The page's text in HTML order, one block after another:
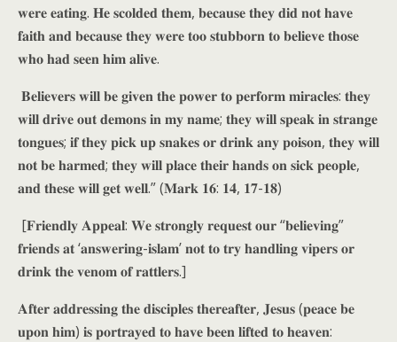
𝐰𝐞𝐫𝐞 𝐞𝐚𝐭𝐢𝐧𝐠. 𝐇𝐞 𝐬𝐜𝐨𝐥𝐝𝐞𝐝 𝐭𝐡𝐞𝐦, 𝐛𝐞𝐜𝐚𝐮𝐬𝐞 𝐭𝐡𝐞𝐲 𝐝𝐢𝐝 𝐧𝐨𝐭 𝐡𝐚𝐯𝐞
𝐟𝐚𝐢𝐭𝐡 𝐚𝐧𝐝 𝐛𝐞𝐜𝐚𝐮𝐬𝐞 𝐭𝐡𝐞𝐲 𝐰𝐞𝐫𝐞 𝐭𝐨𝐨 𝐬𝐭𝐮𝐛𝐛𝐨𝐫𝐧 𝐭𝐨 𝐛𝐞𝐥𝐢𝐞𝐯𝐞 𝐭𝐡𝐨𝐬𝐞
𝐰𝐡𝐨 𝐡𝐚𝐝 𝐬𝐞𝐞𝐧 𝐡𝐢𝐦 𝐚𝐥𝐢𝐯𝐞.
𝐁𝐞𝐥𝐢𝐞𝐯𝐞𝐫𝐬 𝐰𝐢𝐥𝐥 𝐛𝐞 𝐠𝐢𝐯𝐞𝐧 𝐭𝐡𝐞 𝐩𝐨𝐰𝐞𝐫 𝐭𝐨 𝐩𝐞𝐫𝐟𝐨𝐫𝐦 𝐦𝐢𝐫𝐚𝐜𝐥𝐞𝐬: 𝐭𝐡𝐞𝐲
𝐰𝐢𝐥𝐥 𝐝𝐫𝐢𝐯𝐞 𝐨𝐮𝐭 𝐝𝐞𝐦𝐨𝐧𝐬 𝐢𝐧 𝐦𝐲 𝐧𝐚𝐦𝐞; 𝐭𝐡𝐞𝐲 𝐰𝐢𝐥𝐥 𝐬𝐩𝐞𝐚𝐤 𝐢𝐧 𝐬𝐭𝐫𝐚𝐧𝐠𝐞
𝐭𝐨𝐧𝐠𝐮𝐞𝐬; 𝐢𝐟 𝐭𝐡𝐞𝐲 𝐩𝐢𝐜𝐤 𝐮𝐩 𝐬𝐧𝐚𝐤𝐞𝐬 𝐨𝐫 𝐝𝐫𝐢𝐧𝐤 𝐚𝐧𝐲 𝐩𝐨𝐢𝐬𝐨𝐧, 𝐭𝐡𝐞𝐲 𝐰𝐢𝐥𝐥
𝐧𝐨𝐭 𝐛𝐞 𝐡𝐚𝐫𝐦𝐞𝐝; 𝐭𝐡𝐞𝐲 𝐰𝐢𝐥𝐥 𝐩𝐥𝐚𝐜𝐞 𝐭𝐡𝐞𝐢𝐫 𝐡𝐚𝐧𝐝𝐬 𝐨𝐧 𝐬𝐢𝐜𝐤 𝐩𝐞𝐨𝐩𝐥𝐞,
𝐚𝐧𝐝 𝐭𝐡𝐞𝐬𝐞 𝐰𝐢𝐥𝐥 𝐠𝐞𝐭 𝐰𝐞𝐥𝐥.” (𝐌𝐚𝐫𝐤 𝟏𝟔: 𝟏𝟒, 𝟏𝟕-𝟏𝟖)
[𝐅𝐫𝐢𝐞𝐧𝐝𝐥𝐲 𝐀𝐩𝐩𝐞𝐚𝐥: 𝐖𝐞 𝐬𝐭𝐫𝐨𝐧𝐠𝐥𝐲 𝐫𝐞𝐪𝐮𝐞𝐬𝐭 𝐨𝐮𝐫 “𝐛𝐞𝐥𝐢𝐞𝐯𝐢𝐧𝐠”
𝐟𝐫𝐢𝐞𝐧𝐝𝐬 𝐚𝐭 ‘𝐚𝐧𝐬𝐰𝐞𝐫𝐢𝐧𝐠-𝐢𝐬𝐥𝐚𝐦’ 𝐧𝐨𝐭 𝐭𝐨 𝐭𝐫𝐲 𝐡𝐚𝐧𝐝𝐥𝐢𝐧𝐠 𝐯𝐢𝐩𝐞𝐫𝐬 𝐨𝐫
𝐝𝐫𝐢𝐧𝐤 𝐭𝐡𝐞 𝐯𝐞𝐧𝐨𝐦 𝐨𝐟 𝐫𝐚𝐭𝐭𝐥𝐞𝐫𝐬.]
𝐀𝐟𝐭𝐞𝐫 𝐚𝐝𝐝𝐫𝐞𝐬𝐬𝐢𝐧𝐠 𝐭𝐡𝐞 𝐝𝐢𝐬𝐜𝐢𝐩𝐥𝐞𝐬 𝐭𝐡𝐞𝐫𝐞𝐚𝐟𝐭𝐞𝐫, 𝐉𝐞𝐬𝐮𝐬 (𝐩𝐞𝐚𝐜𝐞 𝐛𝐞
𝐮𝐩𝐨𝐧 𝐡𝐢𝐦) 𝐢𝐬 𝐩𝐨𝐫𝐭𝐫𝐚𝐲𝐞𝐝 𝐭𝐨 𝐡𝐚𝐯𝐞 𝐛𝐞𝐞𝐧 𝐥𝐢𝐟𝐭𝐞𝐝 𝐭𝐨 𝐡𝐞𝐚𝐯𝐞𝐧: